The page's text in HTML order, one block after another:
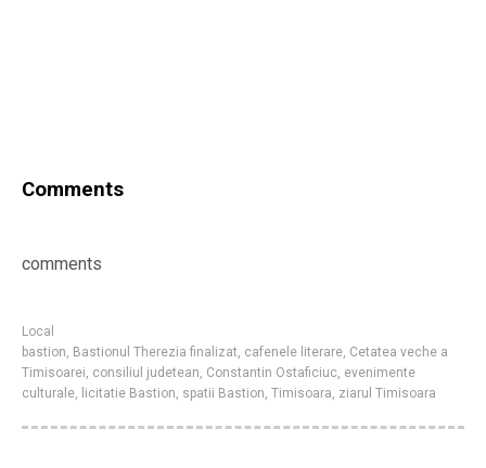
Comments
comments
Local
bastion, Bastionul Therezia finalizat, cafenele literare, Cetatea veche a
Timisoarei, consiliul judetean, Constantin Ostaficiuc, evenimente
culturale, licitatie Bastion, spatii Bastion, Timisoara, ziarul Timisoara